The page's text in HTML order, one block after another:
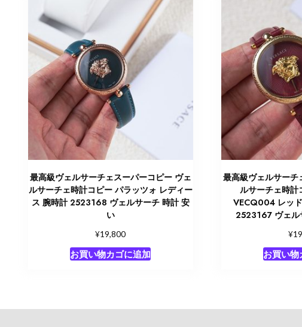
最高級ヴェルサーチェスーパーコピー ヴェ
ルサーチェ時計コピー パラッツォ レディー
ス 腕時計 2523168 ヴェルサーチ 時計 安
い
¥19,800
お買い物カゴに追加
最高級ヴェルサーチ
ルサーチェ時計
VECQ004 レッ
2523167 ヴェル
¥
お買い物